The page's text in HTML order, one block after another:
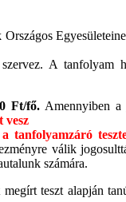
A tanfolyam
Ft/fő. Amennyiben a
vesz
tanfolyamzáró
válik
számára.
megírt teszt alapján